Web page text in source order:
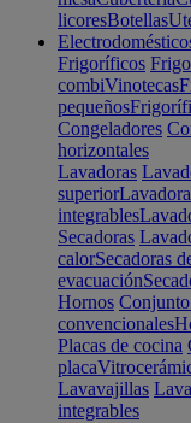
licoresBotellas
Frigoríficos
combiVinotecas
pequeños
Congeladores
horizontales
Lavadoras
superior
integrables
Secadoras
calorSecadoras
evacuación
Hornos
convencionales
Placas de cocina
placa
Lavavajillas
integrables